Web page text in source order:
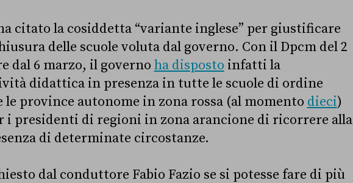
citato la cosiddetta “variante inglese” per giustificare
delle scuole voluta dal governo. Con il Dpcm del 2
dal 6 marzo, il governo ha disposto infatti la
didattica in presenza in tutte le scuole di ordine
le province autonome in zona rossa (al momento dieci)
i presidenti di regioni in zona arancione di ricorrere alla
di determinate circostanze.
dal conduttore Fabio Fazio se si potesse fare di più